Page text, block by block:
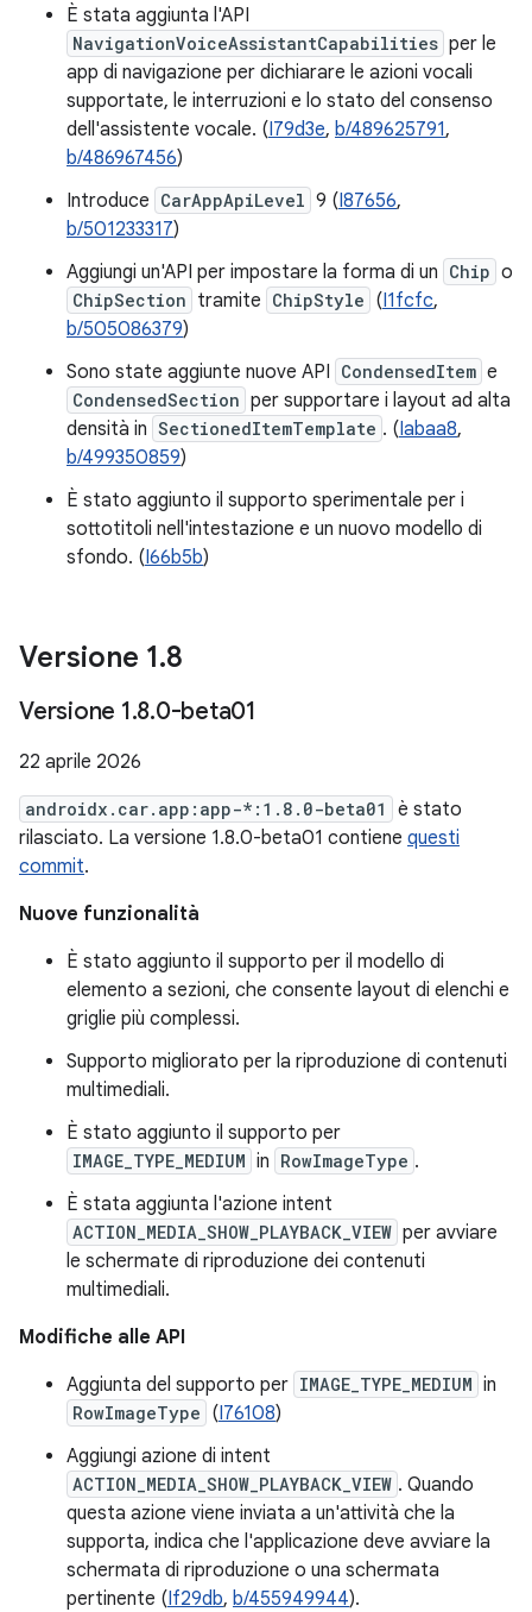
È stata aggiunta l'API
NavigationVoiceAssistantCapabilities per le
app di navigazione per dichiarare le azioni vocali
supportate, le interruzioni e lo stato del consenso
dell'assistente vocale. (I79d3e, b/489625791,
b/486967456)
Introduce CarAppApiLevel 9 (I87656,
b/501233317)
Aggiungi un'API per impostare la forma di un Chip o
ChipSection tramite ChipStyle (I1fcfc,
b/505086379)
Sono state aggiunte nuove API CondensedItem e
CondensedSection per supportare i layout ad alta
densità in SectionedItemTemplate . (Iabaa8,
b/499350859)
È stato aggiunto il supporto sperimentale per i
sottotitoli nell'intestazione e un nuovo modello di
sfondo. (I66b5b)
Versione 1.8
Versione 1.8.0-beta01
22 aprile 2026
androidx.car.app:app-*:1.8.0-beta01
è stato
rilasciato. La versione 1.8.0-beta01 contiene questi
commit.
Nuove funzionalità
È stato aggiunto il supporto per il modello di
elemento a sezioni, che consente layout di elenchi e
griglie più complessi.
Supporto migliorato per la riproduzione di contenuti
multimediali.
È stato aggiunto il supporto per
IMAGE_TYPE_MEDIUM in RowImageType .
È stata aggiunta l'azione intent
ACTION_MEDIA_SHOW_PLAYBACK_VIEW per avviare
le schermate di riproduzione dei contenuti
multimediali.
Modifiche alle API
Aggiunta del supporto per IMAGE_TYPE_MEDIUM in
RowImageType (I76108)
Aggiungi azione di intent
ACTION_MEDIA_SHOW_PLAYBACK_VIEW . Quando
questa azione viene inviata a un'attività che la
supporta, indica che l'applicazione deve avviare la
schermata di riproduzione o una schermata
pertinente (If29db, b/455949944).